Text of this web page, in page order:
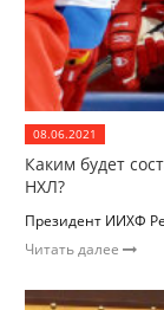
08.06.2021
Каким будет
НХЛ?
Президент ИИХФ
Читать далее